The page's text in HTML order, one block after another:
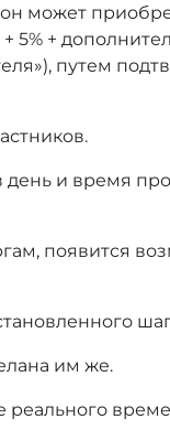
может
+ 5% +
путем
день и время
появится
им же.
реального